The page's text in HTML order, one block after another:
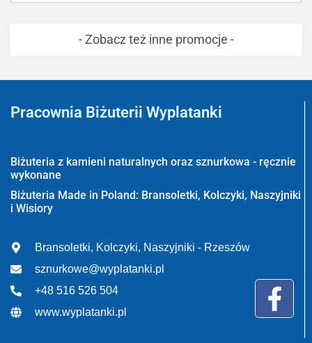
- Zobacz też inne promocje -
Pracownia Biżuterii Wyplatanki
Biżuteria z kamieni naturalnych oraz sznurkowa - ręcznie
wykonane
Biżuteria Made in Poland: Bransoletki, Kolczyki, Naszyjniki
i Wisiory
Bransoletki, Kolczyki, Naszyjniki - Rzeszów
sznurkowe@wyplatanki.pl
+48 516 526 504
www.wyplatanki.pl